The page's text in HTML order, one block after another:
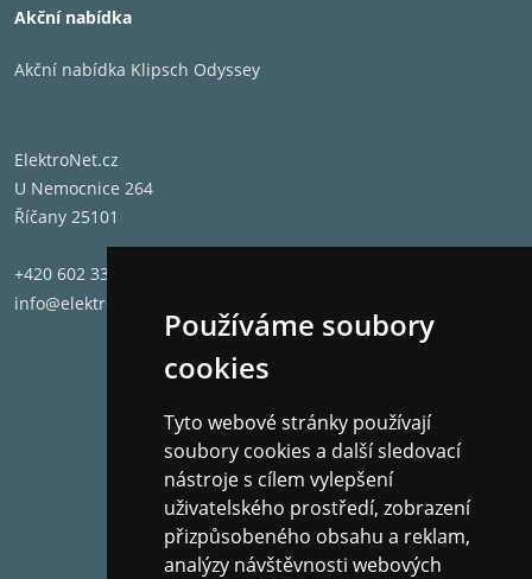
Používáme soubory
cookies
Tyto webové stránky používají
soubory cookies a další sledovací
nástroje s cílem vylepšení
uživatelského prostředí, zobrazení
přizpůsobeného obsahu a reklam,
analýzy návštěvnosti webových
Akční nabídka
Akční nabídka Klipsch Odyssey
ElektroNet.cz
U Nemocnice 264
Říčany 25101
+420 602 331 662
info@elektronet.cz